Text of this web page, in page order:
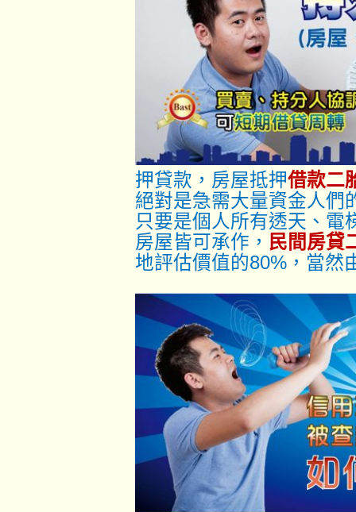
押貸款，房屋抵押借款二
絕對是急需大量資金人們
只要是個人所有透天、電
房屋皆可承作， 民間房貸
地評估價值的80%，當然